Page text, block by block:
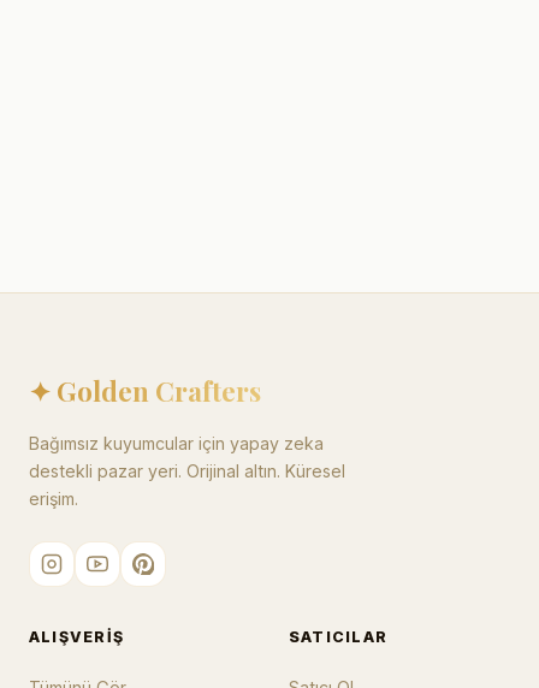
✦ Golden Crafters
Bağımsız kuyumcular için yapay zeka
destekli pazar yeri. Orijinal altın. Küresel
erişim.
ALIŞVERIŞ SATICILAR